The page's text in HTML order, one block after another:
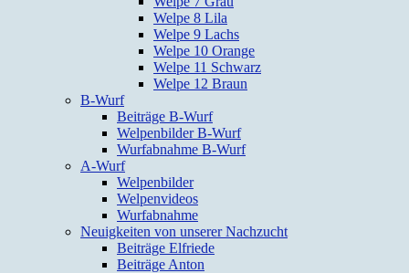
Welpe 8 Lila
Welpe 9 Lachs
Welpe 10 Orange
Welpe 11 Schwarz
Welpe 12 Braun
B-Wurf
Beiträge B-Wurf
Welpenbilder B-Wurf
Wurfabnahme B-Wurf
A-Wurf
Welpenbilder
Welpenvideos
Wurfabnahme
Neuigkeiten von unserer Nachzucht
Beiträge Elfriede
Beiträge Anton